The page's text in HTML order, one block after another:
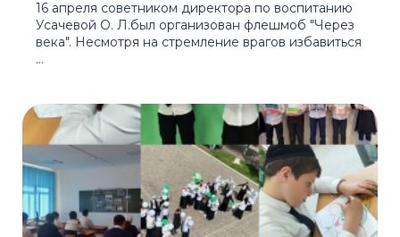
16 апреля советником директора по воспитанию
Усачевой О. Л.был организован флешмоб "Через
века". Несмотря на стремление врагов избавиться
...